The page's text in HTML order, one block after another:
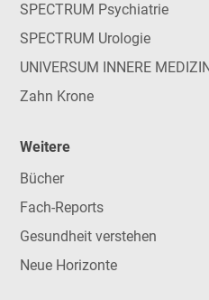
SPECTRUM Psychiatrie
SPECTRUM Urologie
UNIVERSUM INNERE MEDIZIN
Zahn Krone
Weitere
Bücher
Fach-Reports
Gesundheit verstehen
Neue Horizonte